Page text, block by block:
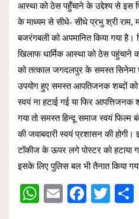
आस्था को ठेस पहुँचाने के उद्देश्य से इस
के माध्यम से सीधे- सीधे प्रभु श्री राम,
बजरंगबली को अपमानित किया गया
खिलाफ धार्मिक आस्था को ठेस पहुंचाने
को तत्काल जगदलपुर के समस्त सिनेमा
उपयोग हुए समस्त आपतिजनक शब्दों को
स्वयं ना हटाई गई या फिर आपत्तिजनक
गया तो समस्त हिन्दू समाज स्वयं
की जवाबदारी स्वयं प्रशासन की होगी।
टॉकीज के ऊपर लगे पोस्टर को हटाया
इसके लिए पुलिस बल भी तैनात किया
W E
F
T